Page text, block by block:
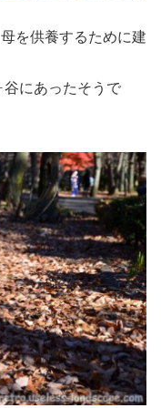
を供養するために建
にあったそうで